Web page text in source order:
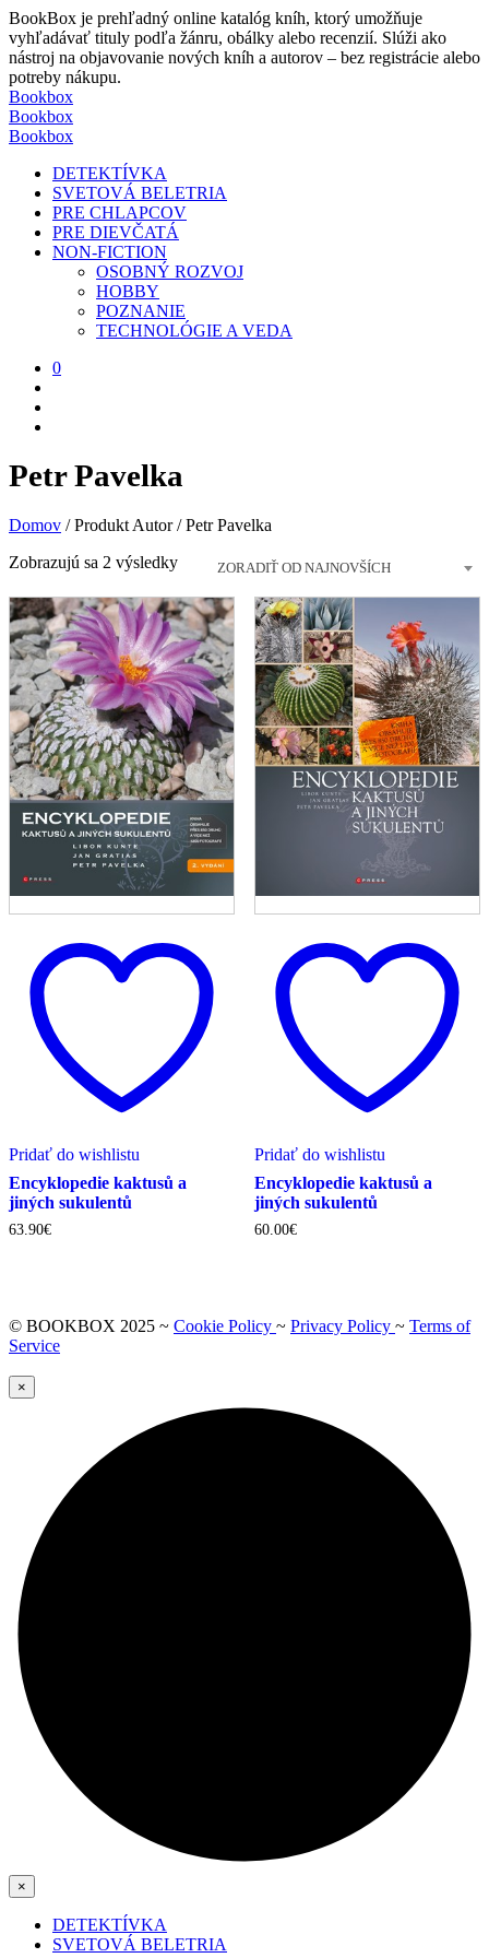
BookBox je prehľadný online katalóg kníh, ktorý umožňuje
vyhľadávať tituly podľa žánru, obálky alebo recenzií. Slúži ako
nástroj na objavovanie nových kníh a autorov – bez registrácie alebo
potreby nákupu.
Bookbox
Bookbox
Bookbox
DETEKTÍVKA
SVETOVÁ BELETRIA
PRE CHLAPCOV
PRE DIEVČATÁ
NON-FICTION
OSOBNÝ ROZVOJ
HOBBY
POZNANIE
TECHNOLÓGIE A VEDA
0
Petr Pavelka
Domov /Produkt Autor/Petr Pavelka
ZORADIŤ OD NAJNOVŠÍCH
Zobrazujú sa 2 výsledkyZoradené
najnovších
Pridať do wishlistu
Encyklopedie kaktusů a
jiných sukulentů
63.90€
Pridať do wishlistu
Encyklopedie kaktusů a
jiných sukulentů
60.00€
© BOOKBOX 2025 ~ Cookie Policy ~ Privacy Policy ~ Terms of
Service
×
×
DETEKTÍVKA
SVETOVÁ BELETRIA